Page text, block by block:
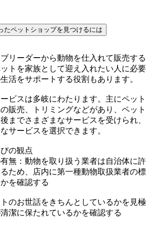
たペットショップを見つけるには
リーダーから動物を仕入れて販売する
トを家族として迎え入れたい人に必要
活をサポートする役割もあります。
ビスは多岐にわたります。主にペット
販売、トリミングなどがあり、ペット
までさまざまなサービスを受けられ、
サービスを選択できます。
の観点
無：動物を取り扱う業者は自治体に許
ため、店内に第一種動物取扱業者の標
を確認する
のお世話をきちんとしているかを見極
潔に保たれているかを確認する